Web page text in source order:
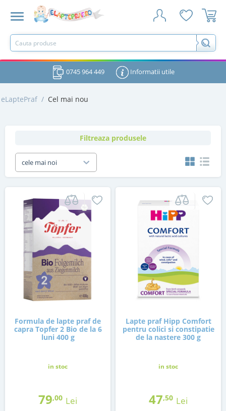
0745 964 449 Informatii utile
eLaptePraf / Cel mai nou
Filtreaza produsele
cele mai noi
Formula de lapte praf de
capra Topfer 2 Bio de la 6
luni 400 g
in stoc
79,00 Lei
Lapte praf Hipp Comfort
pentru colici si constipatie
de la nastere 300 g
in stoc
47,50 Lei